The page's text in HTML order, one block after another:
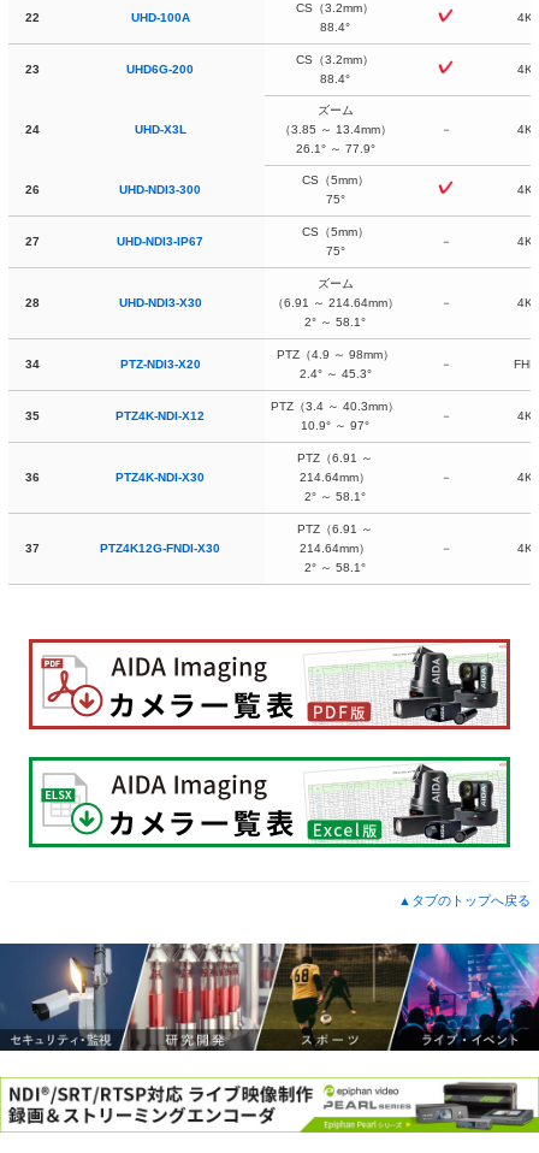
22 UHD-100A
CS（3.2mm）
88.4°
4K
23 UHD6G-200
CS（3.2mm）
88.4°
4K
24 UHD-X3L
ズーム
（3.85 ～ 13.4mm）
26.1° ～ 77.9°
－ 4K
26 UHD-NDI3-300
CS（5mm）
75°
4K
27 UHD-NDI3-IP67
CS（5mm）
75°
－ 4K
28 UHD-NDI3-X30
ズーム
（6.91 ～ 214.64mm）
2° ～ 58.1°
－ 4K
34 PTZ-NDI3-X20
PTZ（4.9 ～ 98mm）
2.4° ～ 45.3°
－ FHD
35 PTZ4K-NDI-X12
PTZ（3.4 ～ 40.3mm）
10.9° ～ 97°
－ 4K
36 PTZ4K-NDI-X30
PTZ（6.91 ～
214.64mm）
2° ～ 58.1°
－ 4K
37 PTZ4K12G-FNDI-X30
PTZ（6.91 ～
214.64mm）
2° ～ 58.1°
－ 4K
▲タブのトップへ戻る